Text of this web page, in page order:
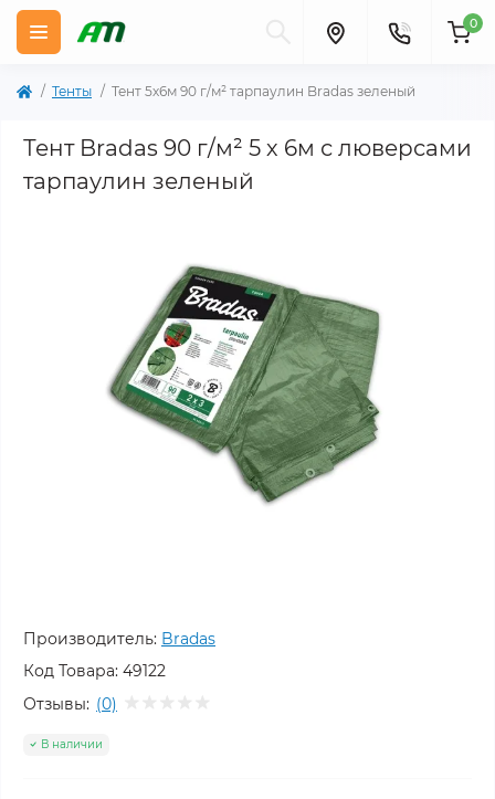
0
Тенты Тент 5х6м 90 г/м² тарпаулин Bradas зеленый
Тент Bradas 90 г/м² 5 х 6м с люверсами
тарпаулин зеленый
Производитель: Bradas
Код Товара: 49122
Отзывы: (0)
В наличии